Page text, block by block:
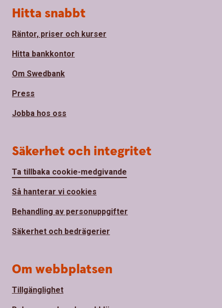
Hitta snabbt
Räntor, priser och kurser
Hitta bankkontor
Om Swedbank
Press
Jobba hos oss
Säkerhet och integritet
Ta tillbaka cookie-medgivande
Så hanterar vi cookies
Behandling av personuppgifter
Säkerhet och bedrägerier
Om webbplatsen
Tillgänglighet